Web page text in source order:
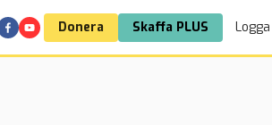
Donera Skaffa PLUS